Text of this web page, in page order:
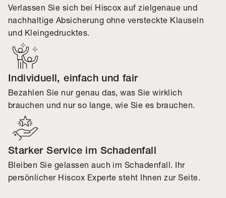
Verlassen Sie sich bei Hiscox auf zielgenaue und
nachhaltige Absicherung ohne versteckte Klauseln
und Kleingedrucktes.
Individuell, einfach und fair
Bezahlen Sie nur genau das, was Sie wirklich
brauchen und nur so lange, wie Sie es brauchen.
Starker Service im Schadenfall
Bleiben Sie gelassen auch im Schadenfall. Ihr
persönlicher Hiscox Experte steht Ihnen zur Seite.